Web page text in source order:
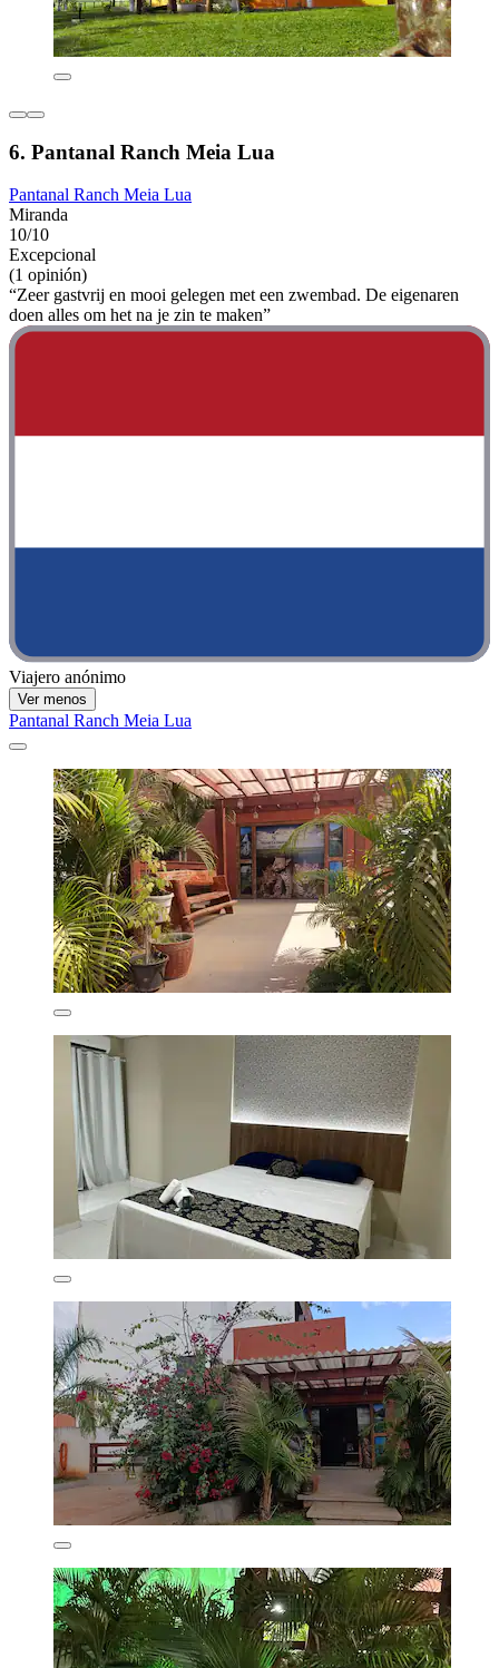
6. Pantanal Ranch Meia Lua
Pantanal Ranch Meia Lua
Miranda
10/10
Excepcional
(1 opinión)
“Zeer gastvrij en mooi gelegen met een zwembad. De eigenaren
doen alles om het na je zin te maken”
Viajero anónimo
Ver menos
Pantanal Ranch Meia Lua